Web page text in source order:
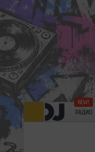
РАДИО